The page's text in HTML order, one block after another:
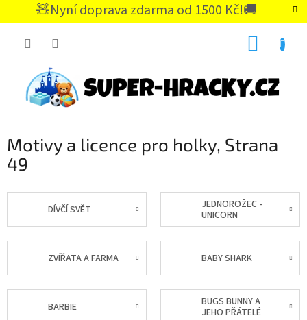
🧸Nyní doprava zdarma od 1500 Kč!🚚
CZK
Motivy a licence pro holky, Strana
49
DÍVČÍ SVĚT
JEDNOROŽEC -
UNICORN
ZVÍŘATA A FARMA BABY SHARK
BARBIE
BUGS BUNNY A
JEHO PŘÁTELÉ